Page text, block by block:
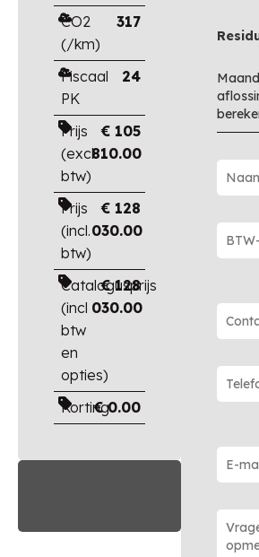
CO2
(/km)
317
Fiscaal
PK
24
Prijs
(excl.
btw)
€ 105
810.00
Prijs
(incl.
btw)
€ 128
030.00
Catalogusprijs
(incl
btw
en
opties)
€128
030.00
Korting
€0.00